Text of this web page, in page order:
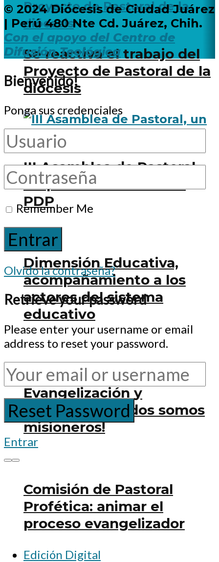
Se reactiva el trabajo del
Proyecto de Pastoral de la
diócesis
III Asamblea de Pastoral,
un paso adelante en el
PDP
Dimensión Educativa,
acompañamiento a los
actores del sistema
educativo
Dimensión Nueva
Evangelización y
Catequesis: ¡todos somos
misioneros!
Comisión de Pastoral
Profética: animar el
proceso evangelizador
Edición Digital
© 2024 Diócesis de Ciudad Juárez
| Perú 480 Nte Cd. Juárez, Chih.
Con el apoyo del Centro de
Difusión Teológica
Bienvenido!
Ponga sus credenciales
Remember Me
Olvido la contraseña?
Retrieve your password
Please enter your username or email
address to reset your password.
Entrar